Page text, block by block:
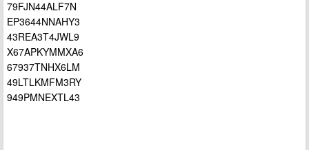
79FJN44ALF7N
EP3644NNAHY3
43REA3T4JWL9
X67APKYMMXA6
67937TNHX6LM
49LTLKMFM3RY
949PMNEXTL43